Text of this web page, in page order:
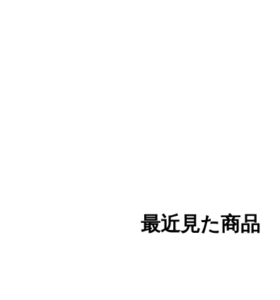
最近見た商品